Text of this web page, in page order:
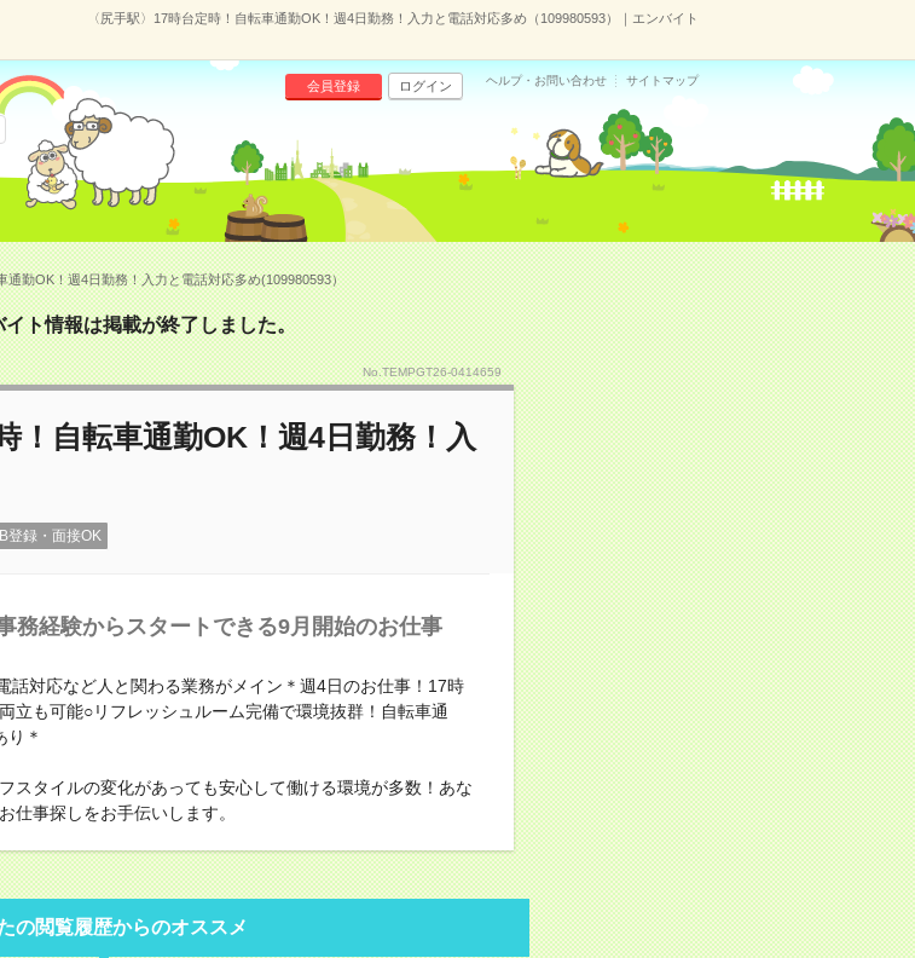
〈尻手駅〉17時台定時！自転車通勤OK！週4日勤務！入力と電話対応多め（109980593）｜エンバイト
会員登録 ログイン ヘルプ・お問い合わせ サイトマップ
通勤OK！週4日勤務！入力と電話対応多め(109980593）
イト情報は掲載が終了しました。
No.TEMPGT26-0414659
！自転車通勤OK！週4日勤務！入
登録・面接OK
経験からスタートできる9月開始のお仕事
話対応など人と関わる業務がメイン＊週4日のお仕事！17時
立も可能○リフレッシュルーム完備で環境抜群！自転車通
り＊
スタイルの変化があっても安心して働ける環境が多数！あな
仕事探しをお手伝いします。
の閲覧履歴からのオススメ